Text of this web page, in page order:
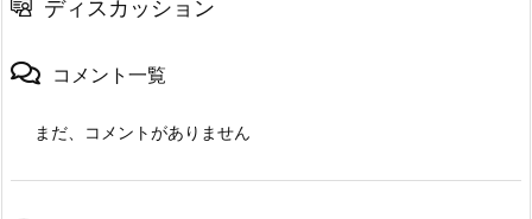
ディスカッション
コメント一覧
まだ、コメントがありません